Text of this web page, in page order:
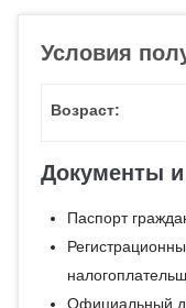
Условия
Возраст:
Документы
Паспорт
Официальный